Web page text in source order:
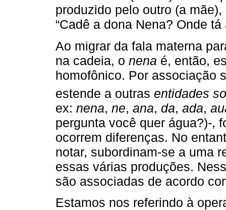
produzido pelo outro (a
“Cadê a dona Nena? Onde
Ao migrar da fala materna
na cadeia, o nena é, então,
homofônico. Por associação
estende a outras entidades
ex: nena, ne, ana, da, ada,
pergunta você quer água?)-,
ocorrem diferenças. No
notar, subordinam-se a uma
essas várias produções.
são associadas de acordo
Estamos nos referindo à